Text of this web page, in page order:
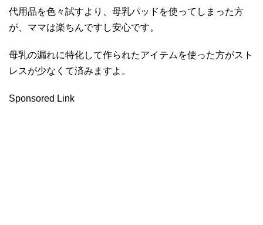
代用品を色々試すより、母乳パッドを使ってしまった方
が、ママは楽ちんですし安心です。
母乳の漏れに特化して作られたアイテムを使った方がスト
レスが少なくて済みますよ。
Sponsored Link